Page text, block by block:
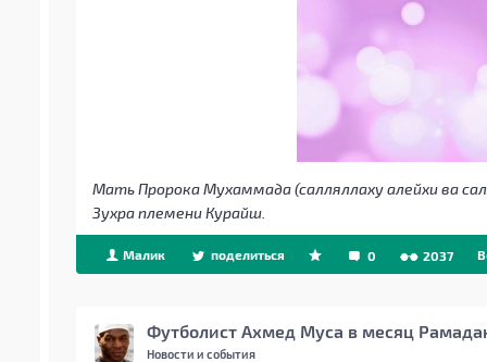
Мать Пророка Мухаммада (салляллаху алейхи ва
Зухра племени Курайш.
Малик поделиться 0 2037
Футболист Ахмед Муса в месяц
Новости и события